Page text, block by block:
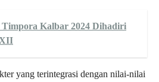
Timpora Kalbar 2024 Dihadiri
yang terintegrasi dengan nilai-nilai